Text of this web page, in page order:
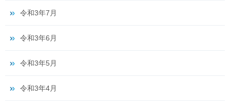
令和3年7月
令和3年6月
令和3年5月
令和3年4月